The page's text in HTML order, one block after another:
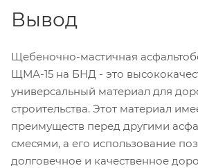
Вывод
Щебеночно-мастичная
ЩМА-15 на БНД - это
универсальный материал для
строительства. Этот материал
преимуществ перед другими
смесями, а его использование
долговечное и качественное